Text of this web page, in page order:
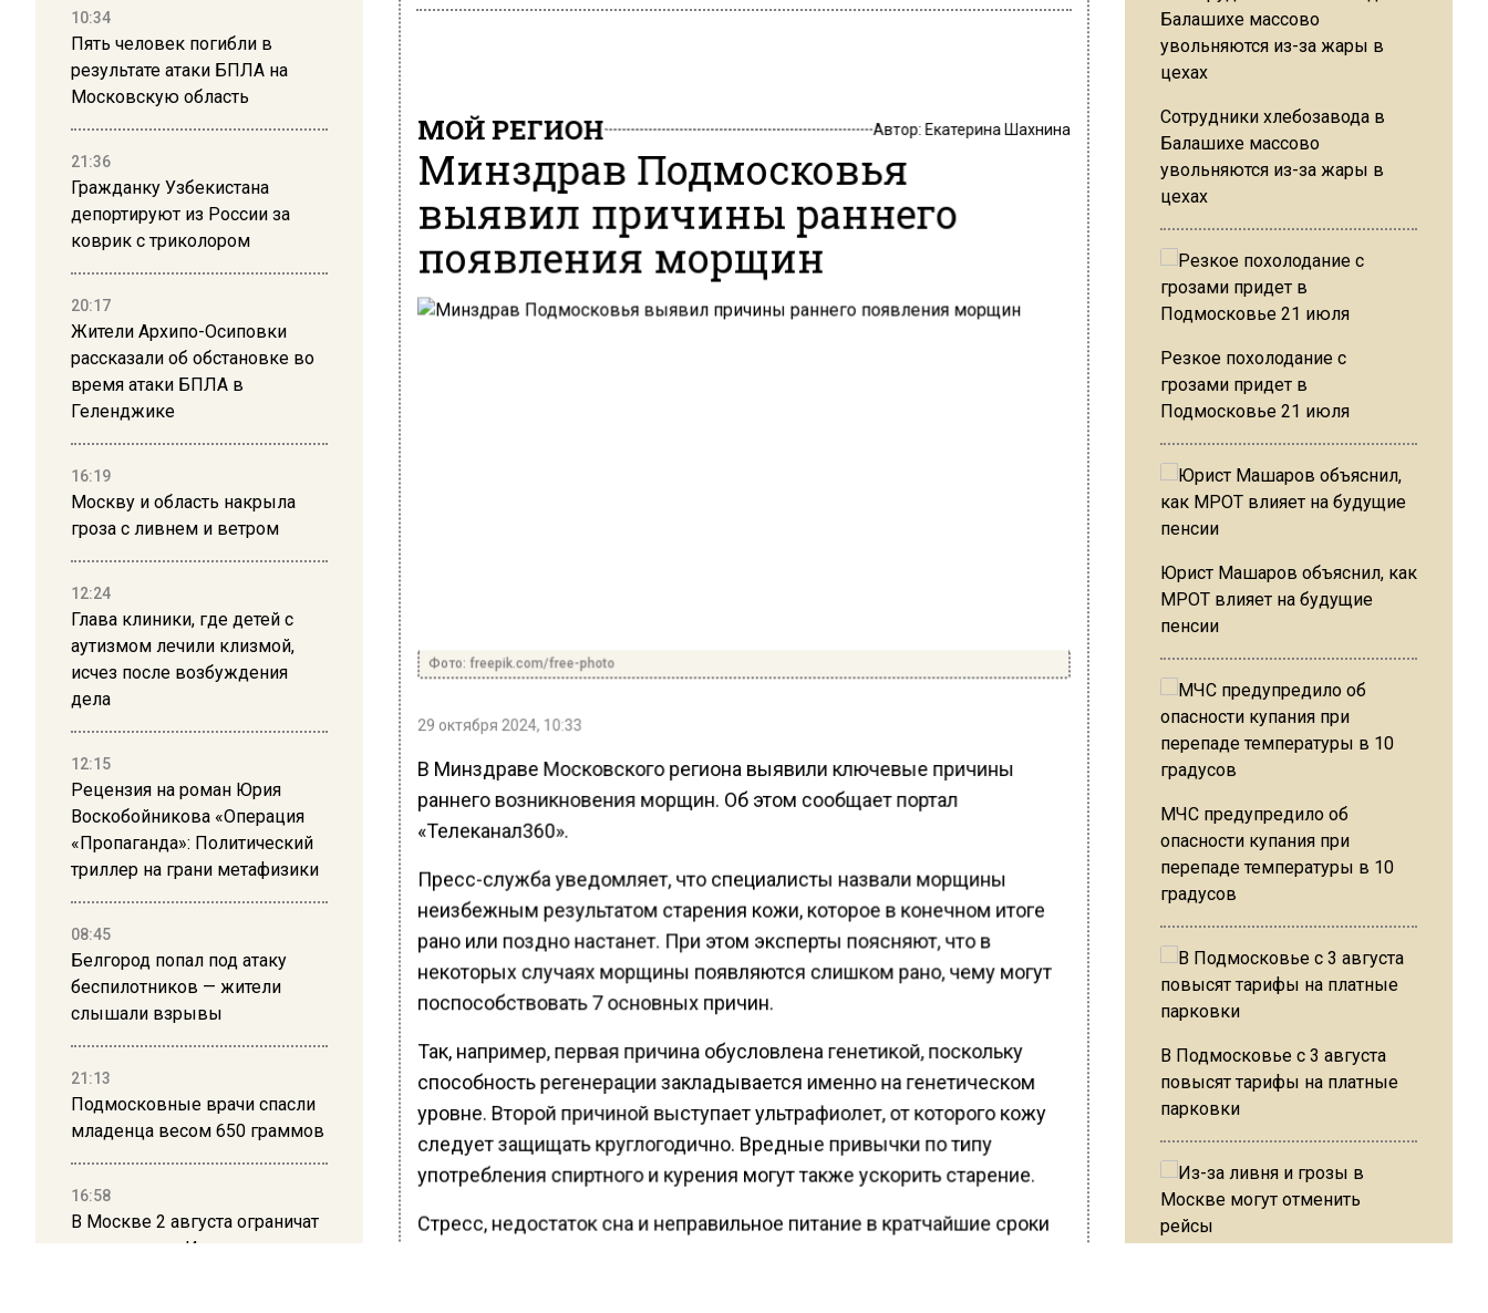
10:34
Пять человек погибли в
результате атаки БПЛА на
Московскую область
21:36
Гражданку Узбекистана
депортируют из России за
коврик с триколором
20:17
Жители Архипо-Осиповки
рассказали об обстановке во
время атаки БПЛА в
Геленджике
16:19
Москву и область накрыла
гроза с ливнем и ветром
12:24
Глава клиники, где детей с
аутизмом лечили клизмой,
исчез после возбуждения
дела
12:15
Рецензия на роман Юрия
Воскобойникова «Операция
«Пропаганда»: Политический
триллер на грани метафизики
08:45
Белгород попал под атаку
беспилотников — жители
слышали взрывы
21:13
Подмосковные врачи спасли
младенца весом 650 граммов
16:58
В Москве 2 августа ограничат
движение на Ильинке из-за
МОЙ РЕГИОН Автор:Екатерина Шахнина
Минздрав Подмосковья
выявил причины раннего
появления морщин
Фото: freepik.com/free-photo
29 октября 2024, 10:33
В Минздраве Московского региона выявили ключевые причины
раннего возникновения морщин. Об этом сообщает портал
«Телеканал360».
Пресс-служба уведомляет, что специалисты назвали морщины
неизбежным результатом старения кожи, которое в конечном итоге
рано или поздно настанет. При этом эксперты поясняют, что в
некоторых случаях морщины появляются слишком рано, чему могут
поспособствовать 7 основных причин.
Так, например, первая причина обусловлена генетикой, поскольку
способность регенерации закладывается именно на генетическом
уровне. Второй причиной выступает ультрафиолет, от которого кожу
следует защищать круглогодично. Вредные привычки по типу
употребления спиртного и курения могут также ускорить старение.
Стресс, недостаток сна и неправильное питание в кратчайшие сроки
Сотрудники хлебозавода в
Балашихе массово
увольняются из-за жары в
цехах
Резкое похолодание с
грозами придет в
Подмосковье 21 июля
Юрист Машаров объяснил, как
МРОТ влияет на будущие
пенсии
МЧС предупредило об
опасности купания при
перепаде температуры в 10
градусов
В Подмосковье с 3 августа
повысят тарифы на платные
парковки